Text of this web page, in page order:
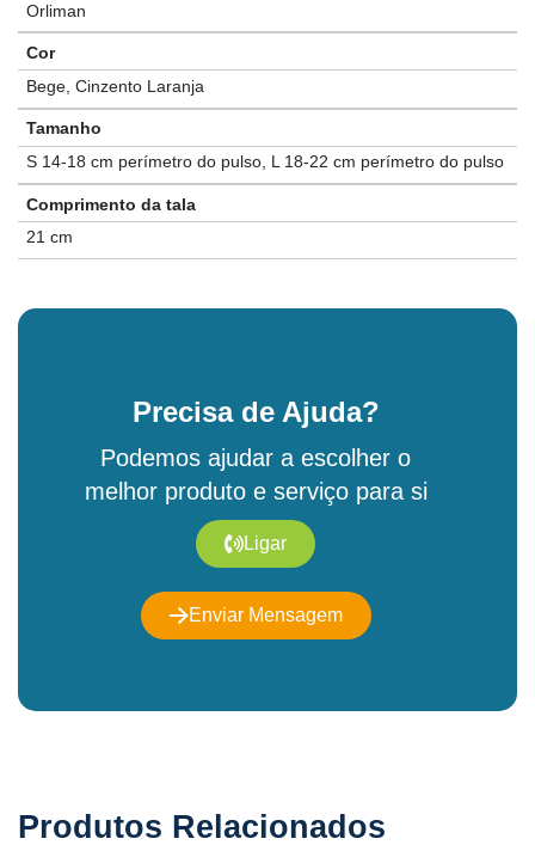
Orliman
Cor
Bege, Cinzento Laranja
Tamanho
S 14-18 cm perímetro do pulso, L 18-22 cm perímetro do pulso
Comprimento da tala
21 cm
Precisa de Ajuda?
Podemos ajudar a escolher o
melhor produto e serviço para si
Ligar
Enviar Mensagem
Produtos Relacionados